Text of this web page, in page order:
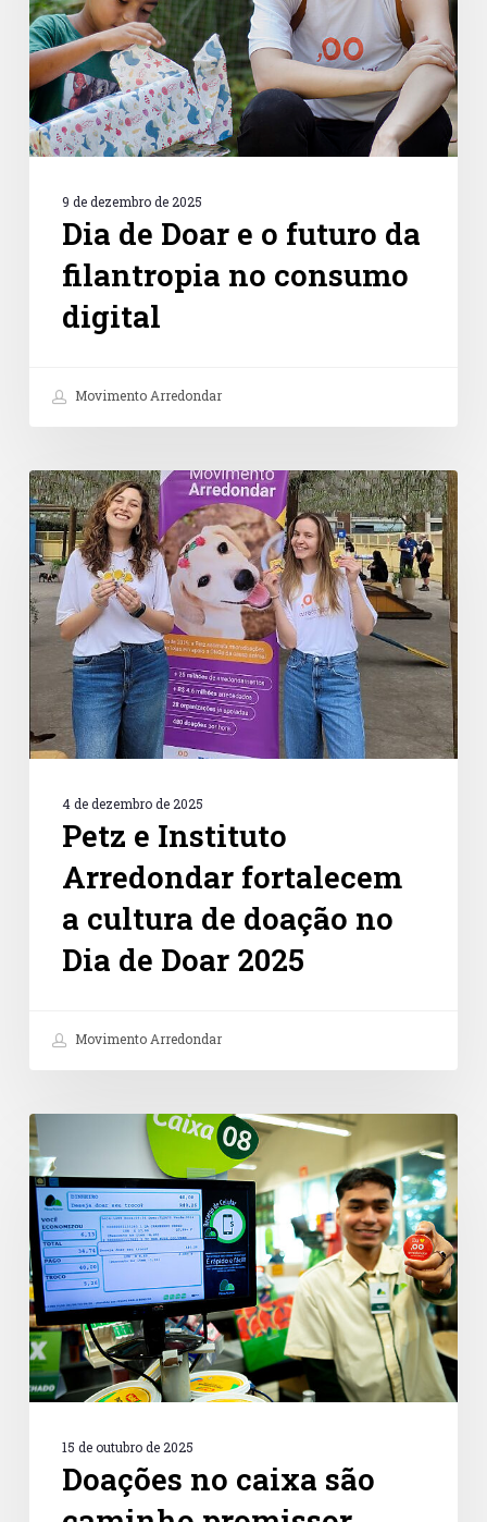
da
filantropia
no
consumo
digital
9 de dezembro de 2025
Dia de Doar e o futuro da
filantropia no consumo
digital
Movimento Arredondar
Petz
e
Instituto
Arredondar
fortalecem
a
cultura
de
doação
no
Dia
de
4 de dezembro de 2025
Petz e Instituto
Arredondar fortalecem
a cultura de doação no
Dia de Doar 2025
Movimento Arredondar
Doações
no
caixa
são
caminho
promissor
para
a
cultura
de
doação
no
15 de outubro de 2025
Doações no caixa são